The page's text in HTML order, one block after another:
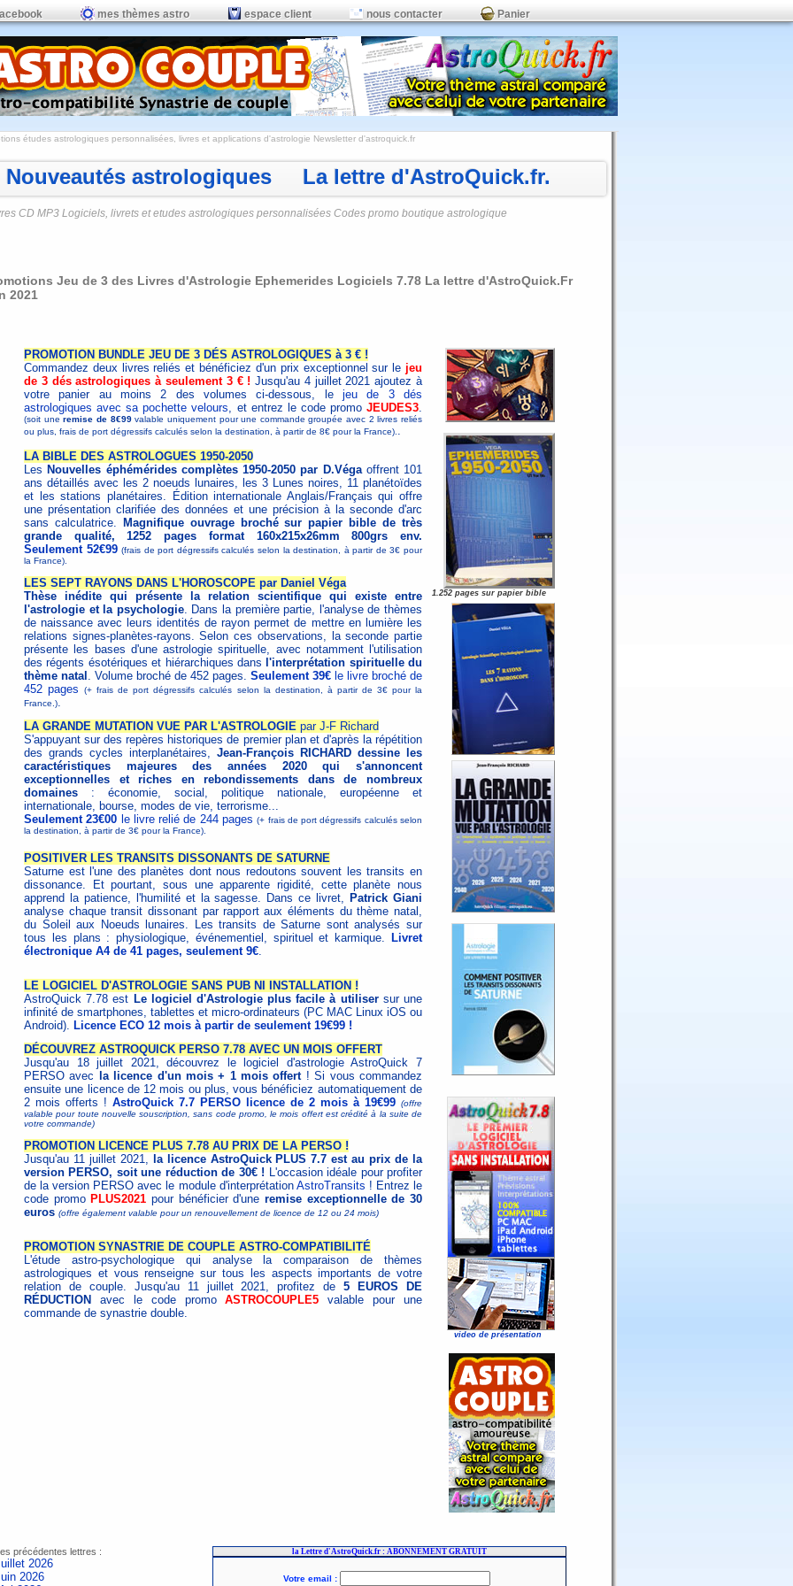
mes thèmes astro espace client nous contacter Panier
études astrologiques personnalisées, livres et applications d'astrologie Newsletter d'astroquick.fr
Nouveautés astrologiques La lettre d'AstroQuick.fr.
CD MP3 Logiciels, livrets et etudes astrologiques personnalisées Codes promo boutique astrologique
Jeu de 3 des Livres d'Astrologie Ephemerides Logiciels 7.78 La lettre d'AstroQuick.Fr
2021
PROMOTION BUNDLE JEU DE 3 DÉS ASTROLOGIQUES à 3 € !
Commandez deux livres reliés et bénéficiez d'un prix exceptionnel sur le jeu
de 3 dés astrologiques à seulement 3 € ! Jusqu'au 4 juillet 2021 ajoutez à
votre panier au moins 2 des volumes ci-dessous, le jeu de 3 dés
astrologiques avec sa pochette velours, et entrez le code promoJEUDES3.
(soit uneremise de 8€99valable uniquement pour une commande groupée avec 2 livres reliés
ou plus, frais de port dégressifs calculés selon la destination, à partir de 8€ pour la France). .
LA BIBLE DES ASTROLOGUES 1950-2050
Les Nouvelles éphémérides complètes 1950-2050 par D.Végaoffrent 101
ans détaillés avec les 2 noeuds lunaires, les 3 Lunes noires, 11 planétoïdes
et les stations planétaires. Édition internationale Anglais/Français qui offre
une présentation clarifiée des données et une précision à la seconde d'arc
sans calculatrice.
Magnifique ouvrage broché sur papier bible de très
grande qualité, 1252 pages format 160x215x26mm 800grs env.
Seulement 52€99(frais de port dégressifs calculés selon la destination, à partir de 3€ pour
la France).
LES SEPT RAYONS DANS L'HOROSCOPE par Daniel Véga
Thèse inédite qui présente la relation scientifique qui existe entre
l'astrologie et la psychologie. Dans la première partie, l'analyse de thèmes
de naissance avec leurs identités de rayon permet de mettre en lumière les
relations signes-planètes-rayons. Selon ces observations, la seconde partie
présente les bases d'une astrologie spirituelle, avec notamment l'utilisation
des régents ésotériques et hiérarchiques dans l'interprétation spirituelle du
thème natal . Volume broché de 452 pages. Seulement 39€ le livre broché de
452 pages
(+ frais de port dégressifs calculés selon la destination, à partir de 3€ pour la
France.).
LA GRANDE MUTATION VUE PAR L'ASTROLOGIE par J-F Richard
S'appuyant sur des repères historiques de premier plan et d'après la répétition
des grands cycles interplanétaires, Jean-François RICHARD dessine les
caractéristiques majeures des années 2020 qui s'annoncent
exceptionnelles et riches en rebondissements dans de nombreux
domaines : économie, social, politique nationale, européenne et
internationale, bourse, modes de vie, terrorisme...
Seulement 23€00 le livre relié de 244 pages (+ frais de port dégressifs calculés selon
la destination, à partir de 3€ pour la France).
POSITIVER LES TRANSITS DISSONANTS DE SATURNE
Saturne est l'une des planètes dont nous redoutons souvent les transits en
dissonance. Et pourtant, sous une apparente rigidité, cette planète nous
apprend la patience, l'humilité et la sagesse. Dans ce livret, Patrick Giani
analyse chaque transit dissonant par rapport aux éléments du thème natal,
du Soleil aux Noeuds lunaires. Les transits de Saturne sont analysés sur
tous les plans : physiologique, événementiel, spirituel et karmique.
Livret
électronique A4 de 41 pages, seulement 9€.
LE LOGICIEL D'ASTROLOGIE SANS PUB NI INSTALLATION !
AstroQuick 7.78 est Le logiciel d'Astrologie plus facile à utilisersur une
infinité de smartphones, tablettes et micro-ordinateurs (PC MAC Linux iOS ou
Android). Licence ECO 12 mois à partir de seulement 19€99 !
DÉCOUVREZ ASTROQUICK PERSO 7.78 AVEC UN MOIS OFFERT
Jusqu'au 18 juillet 2021, découvrez le logiciel d'astrologie AstroQuick 7
PERSO avec
la licence d'un mois + 1 mois offert! Si vous commandez
ensuite une licence de 12 mois ou plus, vous bénéficiez automatiquement de
2 mois offerts ! AstroQuick 7.7 PERSO licence de 2 mois à 19€99 (offre
valable pour toute nouvelle souscription, sans code promo, le mois offert est crédité à la suite de
votre commande)
PROMOTION LICENCE PLUS 7.78 AU PRIX DE LA PERSO !
Jusqu'au 11 juillet 2021,
la licence AstroQuick PLUS 7.7 est au prix de la
version PERSO, soit une réduction de 30€ ! L'occasion idéale pour profiter
de la version PERSO avec le module d'interprétation AstroTransits ! Entrez le
code promo PLUS2021 pour bénéficier d'uneremise exceptionnelle de 30
euros (offre également valable pour un renouvellement de licence de 12 ou 24 mois)
PROMOTION SYNASTRIE DE COUPLE ASTRO-COMPATIBILITÉ
L'étude astro-psychologique qui analyse la comparaison de thèmes
astrologiques et vous renseigne sur tous les aspects importants de votre
relation de couple. Jusqu'au 11 juillet 2021, profitez de5 EUROS DE
RÉDUCTION
avec le code promoASTROCOUPLE5 valable pour une
commande de synastrie double.
1.252 pages sur papier bible
video de présentation
précédentes lettres :
2026
2026